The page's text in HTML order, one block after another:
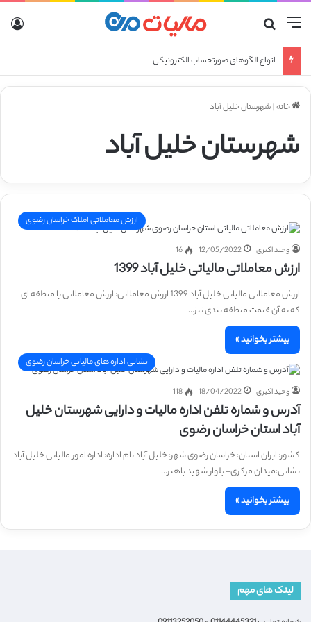
منو
انواع الگوهای صورتحساب الکترونیکی
خانه|شهرستان خلیل آباد
شهرستان خلیل آباد
ارزش معاملاتی املاک خراسان رضوی
وحید اکبری 12/05/2022
16
ارزش معاملاتی مالیاتی خلیل آباد 1399
ارزش معاملاتی مالیاتی خلیل آباد 1399 ارزش معاملاتی: ارزش معاملاتی یا منطقه ای
که به آن قیمت منطقه بندی نیز…
بیشتر بخوانید »
نشانی اداره های مالیاتی خراسان رضوی
وحید اکبری 18/04/2022
118
آدرس و شماره تلفن اداره مالیات و دارایی شهرستان خلیل
آباد استان خراسان رضوی
کشور: ایران استان: خراسان رضوی شهر: خلیل آباد نام اداره: اداره امور مالیاتی خلیل آباد
نشانی:میدان مرکزی- بلوار شهید باهنر…
بیشتر بخوانید »
لینک های مهم